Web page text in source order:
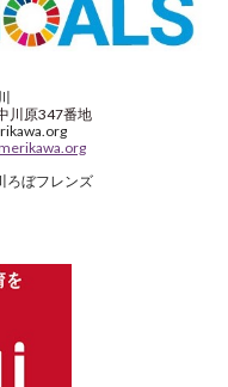
川原347番地
ろぼフレンズ